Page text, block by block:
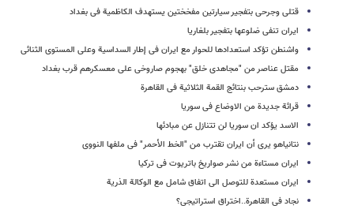
قتلى وجرحى بتفجیر سیارتین مفخختین یستهدف الکاظمیة فی بغداد
ایران تنفی ضلوعها بتفجیر بلغاریا
واشنطن تؤکد استعدادها للحوار مع ایران فی إطار السداسیة وعلى المستوى الثنائی
مقتل عناصر من "مجاهدی خلق" بهجوم صاروخی على معسکرهم قرب بغداد
دمشق سترحب بنتائج القمة الثلاثیة فی القاهرة
قرائة جدیدة من الاوضاع فی سوریا
الاسد یؤکد ان سوریا لن تتنازل عن مبادئها
نتانیاهو یرى أن ایران تقترب من "الخط الأحمر" فی ملفها النووی
ایران مستاءة من نشر صواریخ باتریوت فی ترکیا
ایران مستعدة للتوصل الى اتفاق شامل مع الوکالة الذریة
نجاد فی القاهرة..اختراق استراتیجی؟